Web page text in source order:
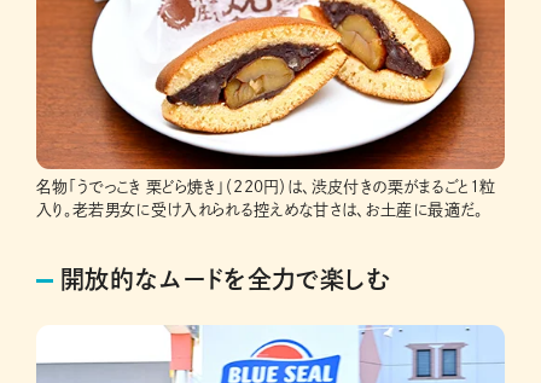
名物「うでっこき 栗どら焼き」（220円）は、渋皮付きの栗がまるごと1粒
入り。老若男女に受け入れられる控えめな甘さは、お土産に最適だ。
開放的なムードを全力で楽しむ